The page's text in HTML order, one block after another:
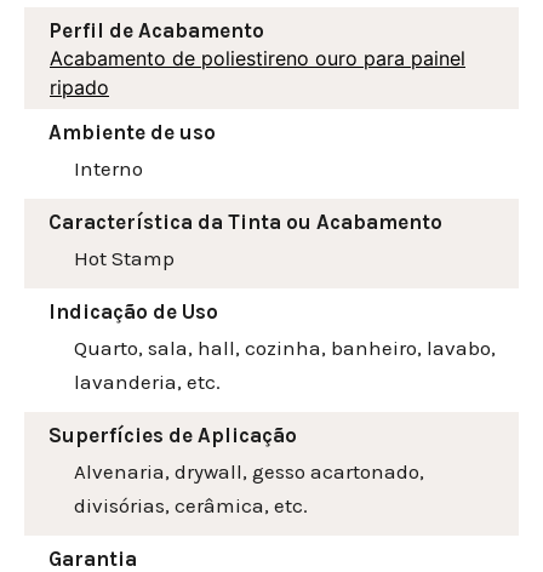
Perfil de Acabamento
Acabamento de poliestireno ouro para painel
ripado
Ambiente de uso
Interno
Característica da Tinta ou Acabamento
Hot Stamp
Indicação de Uso
Quarto, sala, hall, cozinha, banheiro, lavabo,
lavanderia, etc.
Superfícies de Aplicação
Alvenaria, drywall, gesso acartonado,
divisórias, cerâmica, etc.
Garantia